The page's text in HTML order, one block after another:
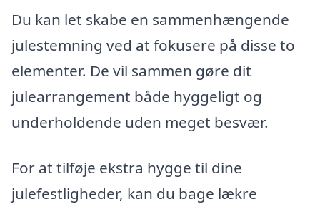
Du kan let skabe en sammenhængende
julestemning ved at fokusere på disse to
elementer. De vil sammen gøre dit
julearrangement både hyggeligt og
underholdende uden meget besvær.
For at tilføje ekstra hygge til dine
julefestligheder, kan du bage lækre